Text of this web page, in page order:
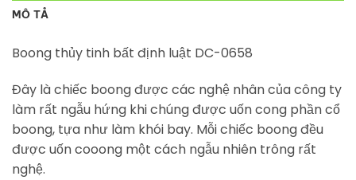
MÔ TẢ
Boong thủy tinh bất định luật DC-0658
Đây là chiếc boong được các nghệ nhân của công ty
làm rất ngẫu hứng khi chúng được uốn cong phần cổ
boong, tựa như làm khói bay. Mỗi chiếc boong đều
được uốn cooong một cách ngẫu nhiên trông rất
nghệ.